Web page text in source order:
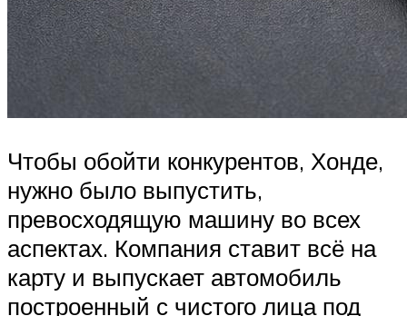
Чтобы обойти конкурентов, Хонде,
нужно было выпустить,
превосходящую машину во всех
аспектах. Компания ставит всё на
карту и выпускает автомобиль
построенный с чистого лица под